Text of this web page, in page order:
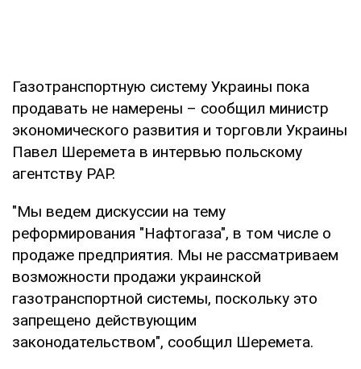
Газотранспортную систему Украины пока
продавать не намерены – сообщил министр
экономического развития и торговли Украины
Павел Шеремета в интервью польскому
агентству РАР.
"Мы ведем дискуссии на тему
реформирования "Нафтогаза", в том числе о
продаже предприятия. Мы не рассматриваем
возможности продажи украинской
газотранспортной системы, поскольку это
запрещено действующим
законодательством", сообщил Шеремета.